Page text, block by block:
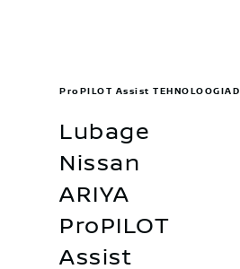
Lubage
Nissan
ARIYA
ProPILOT
Assist
ProPILOT Assist TEHNOLOOGIAD